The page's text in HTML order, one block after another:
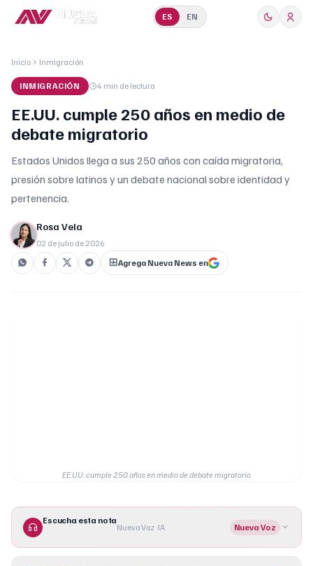
ES EN
Inicio Inmigración
INMIGRACIÓN 4 min de lectura
EE.UU. cumple 250 años en medio de
debate migratorio
Estados Unidos llega a sus 250 años con caída migratoria,
presión sobre latinos y un debate nacional sobre identidad y
pertenencia.
Rosa Vela
02 de julio de 2026
Agrega Nueva News en
EE.UU. cumple 250 años en medio de debate migratorio
Escucha esta nota
Nueva Voz · IA Nueva Voz